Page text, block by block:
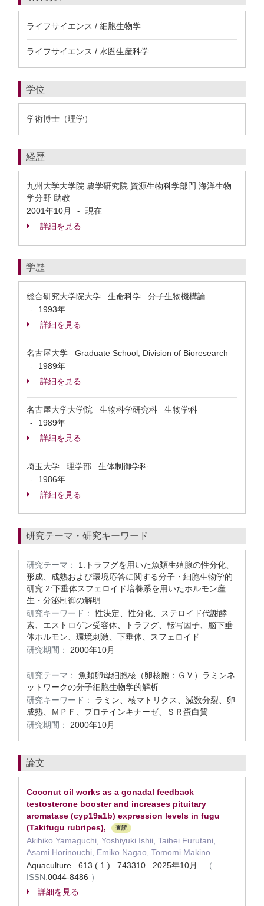
ライフサイエンス / 細胞生物学
ライフサイエンス / 水圏生産科学
学位
学術博士（理学）
経歴
九州大学大学院 農学研究院 資源生物科学部門 海洋生物
学分野 助教
2001年10月
-
現在
詳細を見る
学歴
総合研究大学院大学 生命科学 分子生物機構論
-
1993年
詳細を見る
名古屋大学 Graduate School, Division of Bioresearch
-
1989年
詳細を見る
名古屋大学大学院 生物科学研究科 生物学科
-
1989年
詳細を見る
埼玉大学 理学部 生体制御学科
-
1986年
詳細を見る
研究テーマ・研究キーワード
研究テーマ：
1:トラフグを用いた魚類生殖腺の性分化、
形成、成熟および環境応答に関する分子・細胞生物学的
研究 2:下垂体スフェロイド培養系を用いたホルモン産
生・分泌制御の解明
研究キーワード：
性決定、性分化、ステロイド代謝酵
素、エストロゲン受容体、トラフグ、転写因子、脳下垂
体ホルモン、環境刺激、下垂体、スフェロイド
研究期間：
2000年10月
研究テーマ：
魚類卵母細胞核（卵核胞：ＧＶ）ラミンネ
ットワークの分子細胞生物学的解析
研究キーワード：
ラミン、核マトリクス、減数分裂、卵
成熟、ＭＰＦ、プロテインキナーゼ、ＳＲ蛋白質
研究期間：
2000年10月
論文
Coconut oil works as a gonadal feedback
testosterone booster and increases pituitary
aromatase (cyp19a1b) expression levels in fugu
(Takifugu rubripes),
査読
Akihiko Yamaguchi, Yoshiyuki Ishii, Taihei Furutani,
Asami Horinouchi, Emiko Nagao, Tomomi Makino
Aquaculture 613 ( 1 ) 743310 2025年10月
（
ISSN:0044-8486 ）
詳細を見る